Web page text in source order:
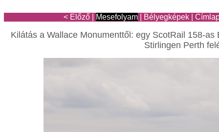
< Előző Mesefolyam Bélyegképek
Kilátás a Wallace Monumenttől: egy ScotRail 158-
Stirlingen Perth